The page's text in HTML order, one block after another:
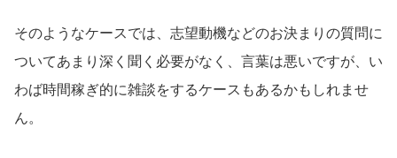
そのようなケースでは、志望動機などのお決まりの質問に
ついてあまり深く聞く必要がなく、言葉は悪いですが、い
わば時間稼ぎ的に雑談をするケースもあるかもしれませ
ん。